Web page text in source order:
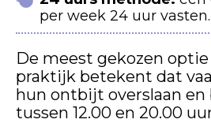
per week 24 uur vasten.
De meest gekozen optie
praktijk betekent dat
hun ontbijt overslaan en
tussen 12.00 en 20.00